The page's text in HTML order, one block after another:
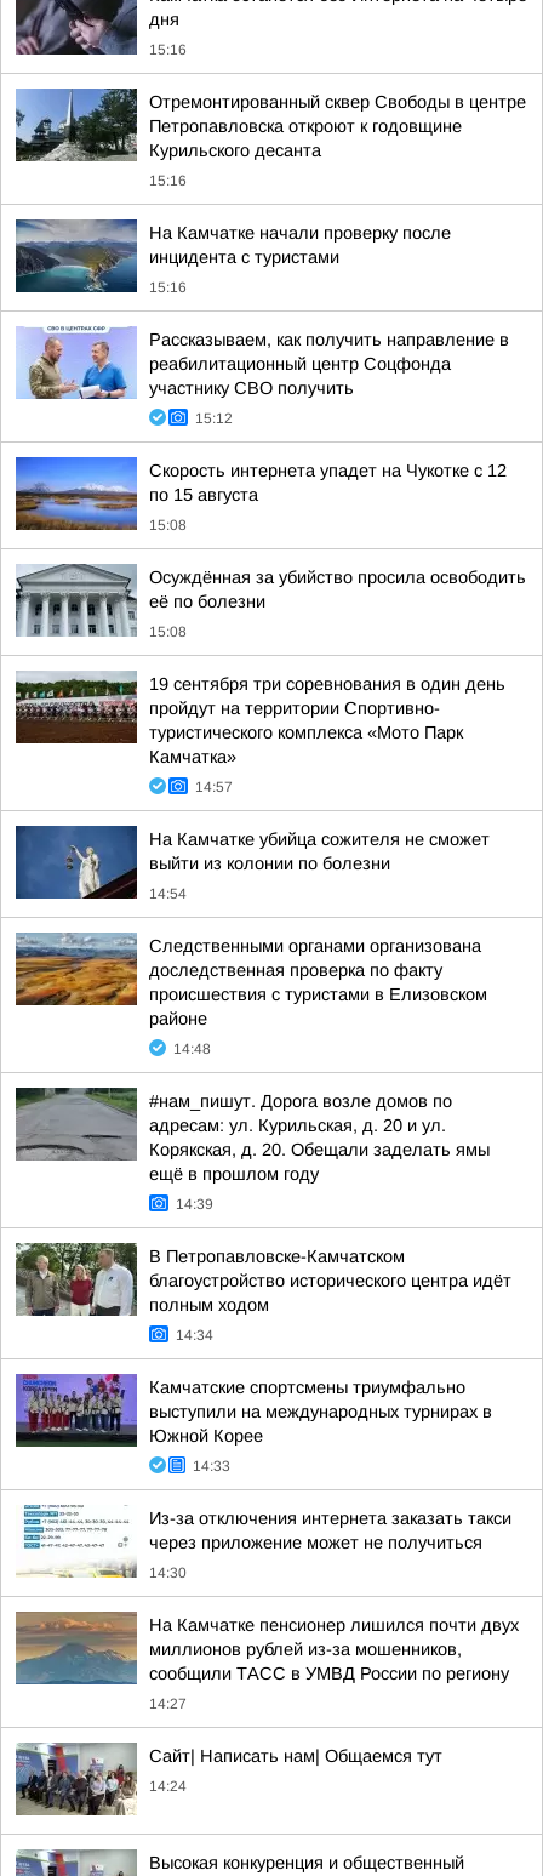
дня
15:16
Отремонтированный сквер Свободы в центре
Петропавловска откроют к годовщине
Курильского десанта
15:16
На Камчатке начали проверку после
инцидента с туристами
15:16
Рассказываем, как получить направление в
реабилитационный центр Соцфонда
участнику СВО получить
15:12
Скорость интернета упадет на Чукотке с 12
по 15 августа
15:08
Осуждённая за убийство просила освободить
её по болезни
15:08
19 сентября три соревнования в один день
пройдут на территории Спортивно-
туристического комплекса «Мото Парк
Камчатка»
14:57
На Камчатке убийца сожителя не сможет
выйти из колонии по болезни
14:54
Следственными органами организована
доследственная проверка по факту
происшествия с туристами в Елизовском
районе
14:48
#нам_пишут. Дорога возле домов по
адресам: ул. Курильская, д. 20 и ул.
Корякская, д. 20. Обещали заделать ямы
ещё в прошлом году
14:39
В Петропавловске-Камчатском
благоустройство исторического центра идёт
полным ходом
14:34
Камчатские спортсмены триумфально
выступили на международных турнирах в
Южной Корее
14:33
Из-за отключения интернета заказать такси
через приложение может не получиться
14:30
На Камчатке пенсионер лишился почти двух
миллионов рублей из-за мошенников,
сообщили ТАСС в УМВД России по региону
14:27
Сайт| Написать нам| Общаемся тут
14:24
Высокая конкуренция и общественный